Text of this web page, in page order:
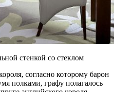
стенкой со стеклом
согласно которому барон
полками, графу полагалось